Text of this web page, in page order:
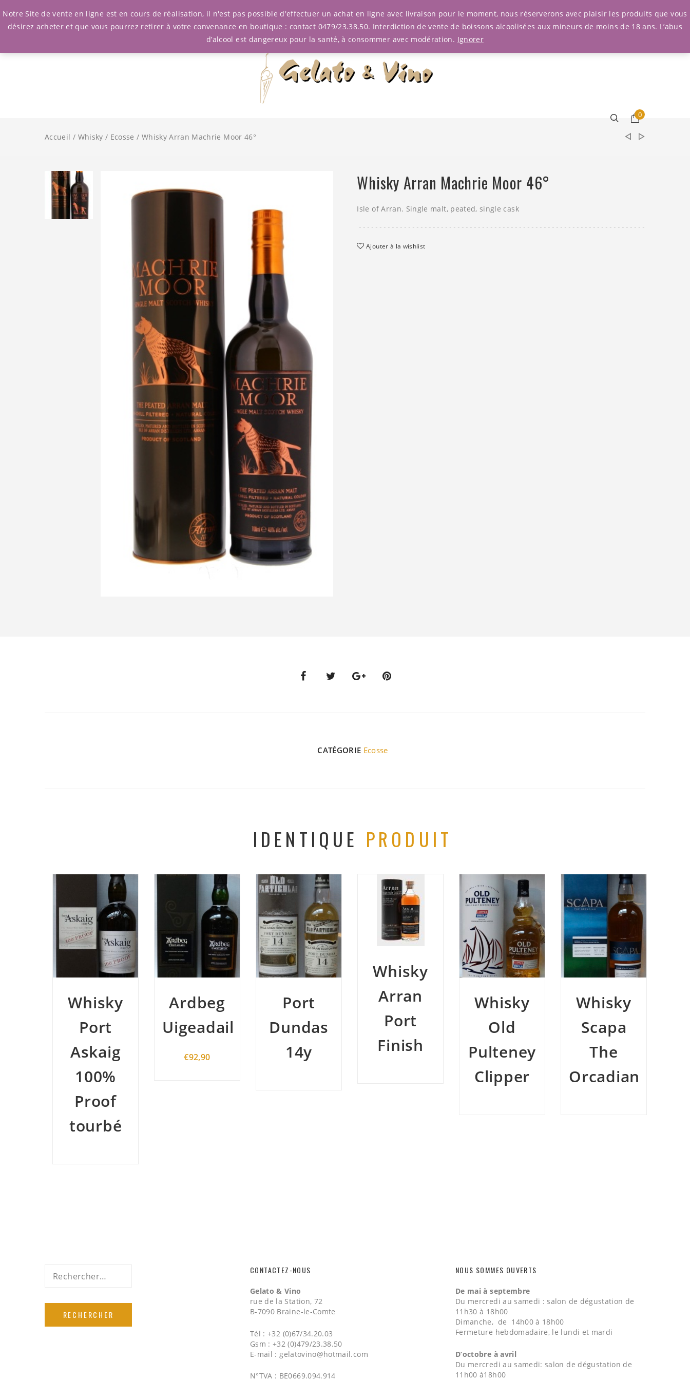
Connexion
0
Accueil / Whisky / Ecosse / Whisky Arran Machrie Moor 46°
Whisky Arran Machrie Moor 46°
Isle of Arran. Single malt, peated, single cask
Ajouter à la wishlist
CATÉGORIE Ecosse
IDENTIQUE PRODUIT
Ardbeg
Uigeadail
€92,90
Port
Dundas
14y
Whisky
Arran
Port
Finish
Whisky
Old
Pulteney
Whisky
Scapa
The
Orcadian
Whisky
Spice
Tree
Compass
Rechercher : CONTACTEZ-NOUS
Gelato & Vino
rue de la Station, 72
B-7090 Braine-le-Comte
Tél : +32 (0)67/34.20.03
Gsm : +32 (0)479/23.38.50
E-mail : gelatovino@hotmail.com
N°TVA : BE0669.094.914
NOUS SOMMES OUVERTS
De mai à septembre
Du mercredi au samedi : salon de dégustation de
11h30 à 18h00
Dimanche, de 14h00 à 18h00
Fermeture hebdomadaire, le lundi et mardi
D’octobre à avril
Du mercredi au samedi: salon de dégustation de
11h00 à18h00
Notre Site de vente en ligne est en cours de réalisation, il n'est pas possible d'effectuer un achat en ligne avec livraison pour le moment, nous réserverons avec plaisir les produits que vous
désirez acheter et que vous pourrez retirer à votre convenance en boutique : contact 0479/23.38.50. Interdiction de vente de boissons alcoolisées aux mineurs de moins de 18 ans. L’abus
d’alcool est dangereux pour la santé, à consommer avec modération. Ignorer